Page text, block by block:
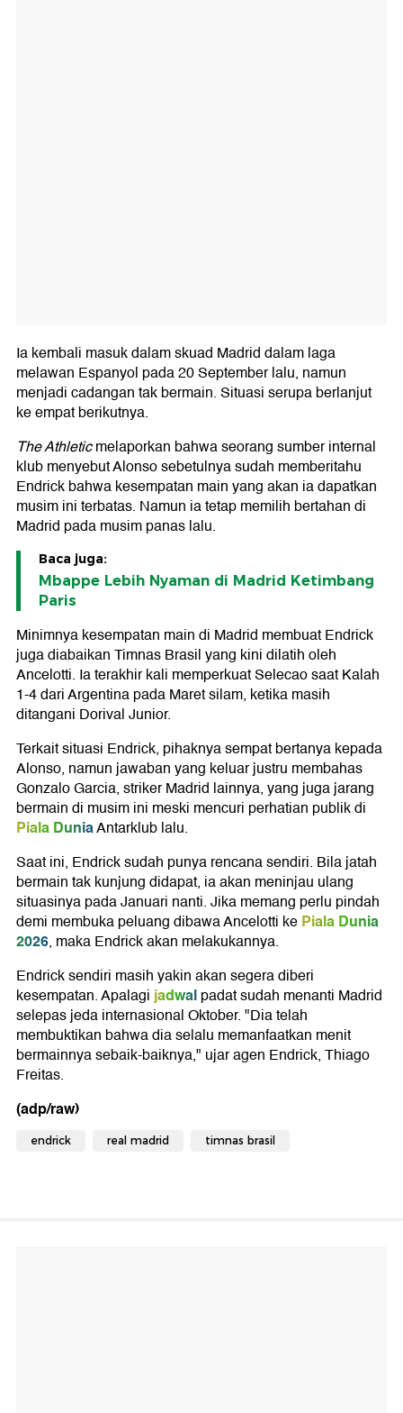
Ia kembali masuk dalam skuad Madrid dalam laga
melawan Espanyol pada 20 September lalu, namun
menjadi cadangan tak bermain. Situasi serupa berlanjut
ke empat berikutnya.
The Athleticmelaporkan bahwa seorang sumber internal
klub menyebut Alonso sebetulnya sudah memberitahu
Endrick bahwa kesempatan main yang akan ia dapatkan
musim ini terbatas. Namun ia tetap memilih bertahan di
Madrid pada musim panas lalu.
Baca juga:
Mbappe Lebih Nyaman di Madrid Ketimbang
Paris
Minimnya kesempatan main di Madrid membuat Endrick
juga diabaikan Timnas Brasil yang kini dilatih oleh
Ancelotti. Ia terakhir kali memperkuat Selecao saat Kalah
1-4 dari Argentina pada Maret silam, ketika masih
ditangani Dorival Junior.
Terkait situasi Endrick, pihaknya sempat bertanya kepada
Alonso, namun jawaban yang keluar justru membahas
Gonzalo Garcia, striker Madrid lainnya, yang juga jarang
bermain di musim ini meski mencuri perhatian publik di
Piala DuniaAntarklub lalu.
Saat ini, Endrick sudah punya rencana sendiri. Bila jatah
bermain tak kunjung didapat, ia akan meninjau ulang
situasinya pada Januari nanti. Jika memang perlu pindah
demi membuka peluang dibawa Ancelotti kePiala Dunia
2026, maka Endrick akan melakukannya.
Endrick sendiri masih yakin akan segera diberi
kesempatan. Apalagijadwalpadat sudah menanti Madrid
selepas jeda internasional Oktober. "Dia telah
membuktikan bahwa dia selalu memanfaatkan menit
bermainnya sebaik-baiknya," ujar agen Endrick, Thiago
Freitas.
(adp/raw)
endrick real madrid timnas brasil